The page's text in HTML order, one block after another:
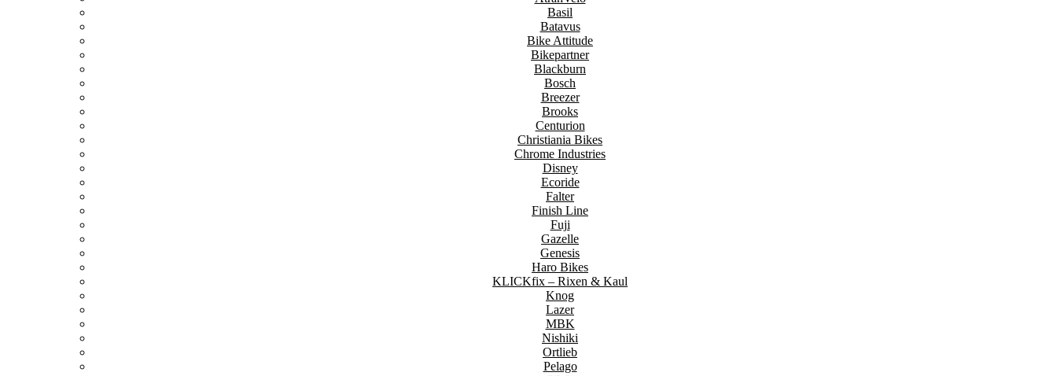
Basil
Batavus
Bike Attitude
Bikepartner
Blackburn
Bosch
Breezer
Brooks
Centurion
Christiania Bikes
Chrome Industries
Disney
Ecoride
Falter
Finish Line
Fuji
Gazelle
Genesis
Haro Bikes
KLICKfix – Rixen & Kaul
Knog
Lazer
MBK
Nishiki
Ortlieb
Pelago